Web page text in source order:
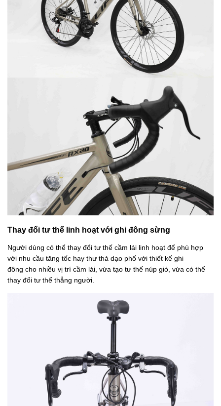
Thay đổi tư thế linh hoạt với ghi đông sừng
Người dùng có thể thay đổi tư thế cầm lái linh hoạt để phù hợp
với nhu cầu tăng tốc hay thư thả dạo phố với thiết kế ghi
đông cho nhiều vị trí cầm lái, vừa tạo tư thế núp gió, vừa có thể
thay đổi tư thể thẳng người.